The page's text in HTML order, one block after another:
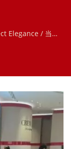
Elegance / 当社
して、新幹線型
気軽にお問い合